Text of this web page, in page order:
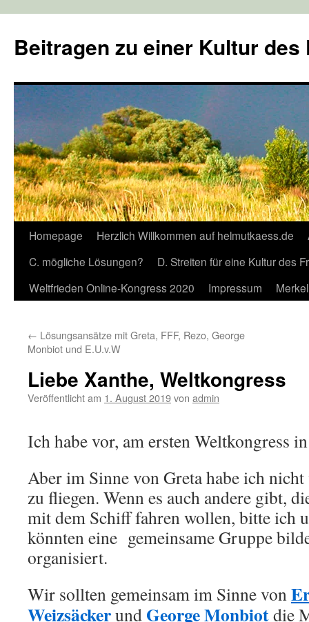
springen
Beitragen zu einer Kultur des
Homepage Herzlich Willkommen auf helmutkaess.de
C. mögliche Lösungen?
D. Streiten für eine Kultur des
Weltfrieden Online-Kongress 2020
Impressum
← Lösungsansätze mit Greta, FFF, Rezo, George
Monbiot und E.U.v.W
Liebe Xanthe, Weltkongress
Veröffentlicht am 1. August 2019von admin
Ich habe vor, am ersten Weltkongress
Aber im Sinne von Greta habe ich
zu fliegen. Wenn es auch andere gibt,
mit dem Schiff fahren wollen, bitte ich
könnten eine gemeinsame Gruppe
organisiert.
Wir sollten gemeinsam im Sinne von
Weizsäckerund George Monbiotdie